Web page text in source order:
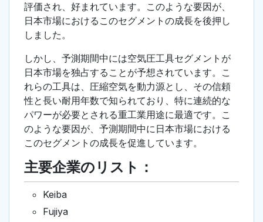
評価され、好まれています。このような要因が、
日本市場におけるこのセグメントの成長を後押し
しました。
しかし、予測期間中には空気圧工具セグメントが
日本市場を独占することが予想されています。こ
れらの工具は、圧縮空気を動力源とし、その信頼
性と長い耐用年数で知られており、特に連続的な
パワーが必要とされる重工業用途に最適です。こ
のような要因が、予測期間中に日本市場における
このセグメントの成長を促進しています。
主要企業のリスト：
Keiba
Fujiya